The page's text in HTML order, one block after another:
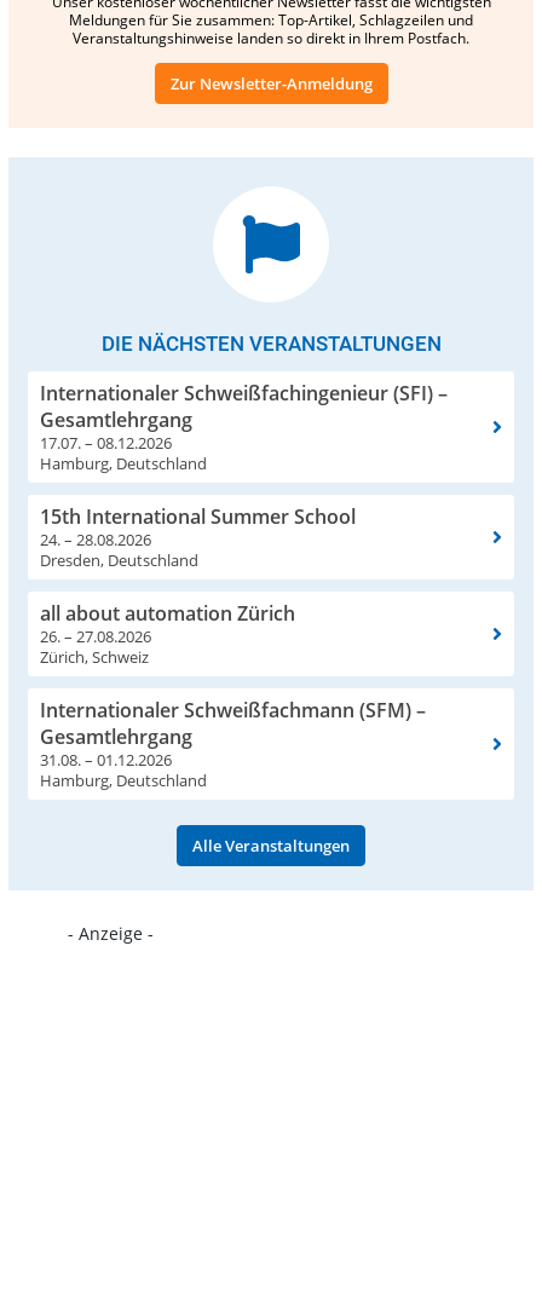
Meldungen für Sie zusammen: Top-Artikel, Schlagzeilen und
Veranstaltungshinweise landen so direkt in Ihrem Postfach.
Zur Newsletter-Anmeldung
DIE NÄCHSTEN VERANSTALTUNGEN
Internationaler Schweißfachingenieur (SFI) –
Gesamtlehrgang
17.07. – 08.12.2026
Hamburg, Deutschland
15th International Summer School
24. – 28.08.2026
Dresden, Deutschland
all about automation Zürich
26. – 27.08.2026
Zürich, Schweiz
Internationaler Schweißfachmann (SFM) –
Gesamtlehrgang
31.08. – 01.12.2026
Hamburg, Deutschland
Alle Veranstaltungen
- Anzeige -